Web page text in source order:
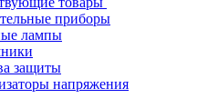
приборы
лампы
защиты
напряжения